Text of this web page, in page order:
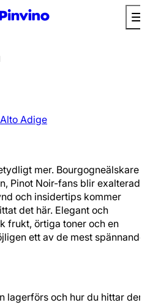
Alto Adige
mer. Bourgogneälskare
Pinot Noir-fans blir exalterade,
och insidertips kommer
det här. Elegant och
frukt, örtiga toner och en
ett av de mest spännande
och hur du hittar den.